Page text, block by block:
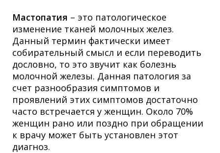
Мастопатия – это патологическое
изменение тканей молочных желез.
Данный термин фактически имеет
собирательный смысл и если переводить
дословно, то это звучит как болезнь
молочной железы. Данная патология за
счет разнообразия симптомов и
проявлений этих симптомов достаточно
часто встречается у женщин. Около 70%
женщин рано или поздно при обращении
к врачу может быть установлен этот
диагноз.